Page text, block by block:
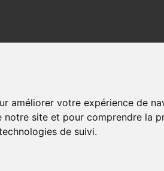
améliorer votre expérience de
site et pour comprendre la
de suivi.
EN-